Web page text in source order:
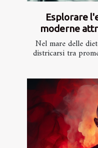
Esplorare
moderne
Nel mare delle
districarsi tra